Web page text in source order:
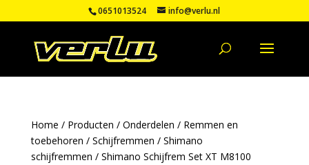
0651013524 info@verlu.nl
Home / Producten / Onderdelen / Remmen en
toebehoren / Schijfremmen / Shimano
schijfremmen / Shimano Schijfrem Set XT M8100